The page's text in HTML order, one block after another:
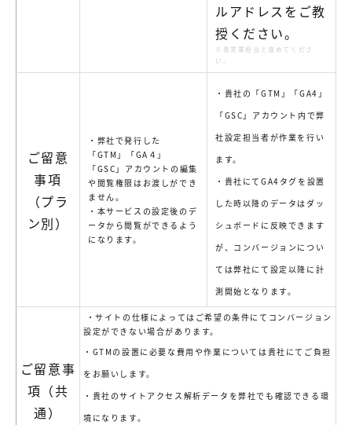
ルアドレスをご教
授ください。
※ 各営業担当と進めてくださ
い。
ご留意
事項
（プラ
ン別）
・弊社で発行した
「GTM 」「GA ４」
「GSC 」アカウントの 編集
や閲覧権限はお渡しができ
ません。
・本サービスの設定後のデ
ータから閲覧ができるよう
になります。
・貴社の 「GTM 」 「GA4 」
「GSC 」 アカウント 内で弊
社設定担当者が作業を 行い
ます。
・ 貴社にてGA4 タグを設置
した時以降のデータはダッ
シュボードに 反映できます
が、コンバージョンについ
ては弊社にて設定以降に計
測開始となります。
ご留意事
項（共
通）
・サイト の仕様によってはご希望の条件にてコンバージョン
設定ができない場合があります。
・GTMの設置に必要な費用や作業については貴社にてご負担
をお願いします。
・貴社のサイトアクセス解析データを弊社でも確認できる環
境になります。